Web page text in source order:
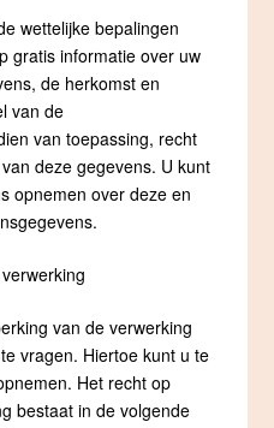
wettelijke bepalingen
gratis informatie over uw
de herkomst en
van de
van toepassing, recht
deze gegevens. U kunt
opnemen over deze en
van de verwerking
vragen. Hiertoe kunt u te
Het recht op
bestaat in de volgende